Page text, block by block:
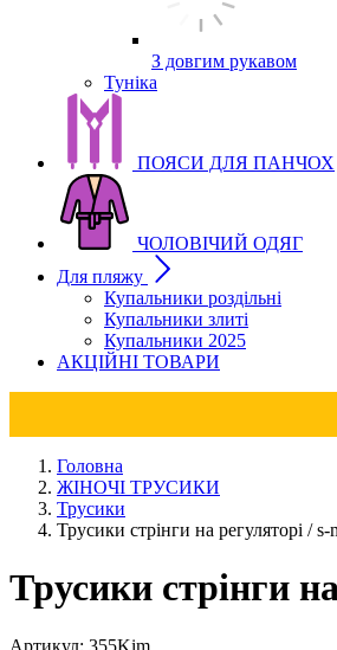
З довгим рукавом
Туніка
ПОЯСИ ДЛЯ ПАНЧОХ
ЧОЛОВІЧИЙ ОДЯГ
Для пляжу
Купальники роздільні
Купальники злиті
Купальники 2025
АКЦІЙНІ ТОВАРИ
Головна
ЖІНОЧІ ТРУСИКИ
Трусики
Трусики стрiнги на регуляторі / s-
Трусики стрiнги
Артикул: 355Kim